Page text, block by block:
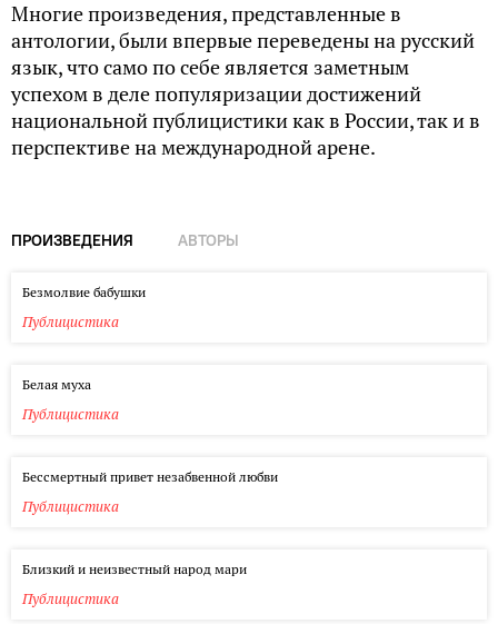
Многие произведения, представленные в
антологии, были впервые переведены на русский
язык, что само по себе является заметным
успехом в деле популяризации достижений
национальной публицистики как в России, так и в
перспективе на международной арене.
ПРОИЗВЕДЕНИЯ АВТОРЫ
Безмолвие бабушки
Публицистика
Белая муха
Публицистика
Бессмертный привет незабвенной любви
Публицистика
Близкий и неизвестный народ мари
Публицистика